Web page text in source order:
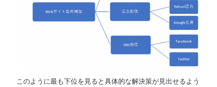
このように最も下位を見ると具体的な解決策が見出せるよう